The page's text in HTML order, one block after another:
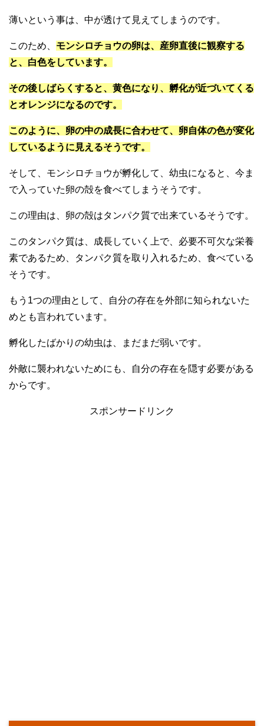
薄いという事は、中が透けて見えてしまうのです。
このため、 モンシロチョウの卵は、産卵直後に観察する
と、白色をしています。
その後しばらくすると、黄色になり、孵化が近づいてくる
とオレンジになるのです。
このように、卵の中の成長に合わせて、卵自体の色が変化
しているように見えるそうです。
そして、モンシロチョウが孵化して、幼虫になると、今ま
で入っていた卵の殻を食べてしまうそうです。
この理由は、卵の殻はタンパク質で出来ているそうです。
このタンパク質は、成長していく上で、必要不可欠な栄養
素であるため、タンパク質を取り入れるため、食べている
そうです。
もう1つの理由として、自分の存在を外部に知られないた
めとも言われています。
孵化したばかりの幼虫は、まだまだ弱いです。
外敵に襲われないためにも、自分の存在を隠す必要がある
からです。
スポンサードリンク